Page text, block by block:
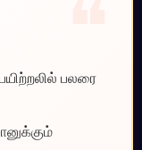
பலரை